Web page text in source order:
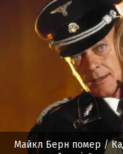
Майкл Берн помер /